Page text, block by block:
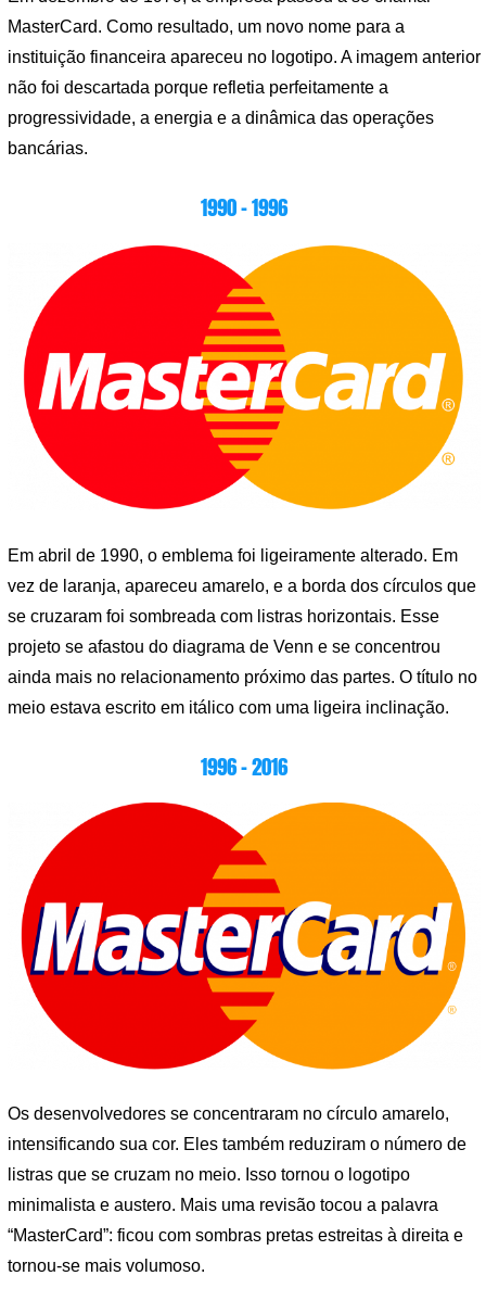
MasterCard. Como resultado, um novo nome para a
instituição financeira apareceu no logotipo. A imagem anterior
não foi descartada porque refletia perfeitamente a
progressividade, a energia e a dinâmica das operações
bancárias.
1990 – 1996
Em abril de 1990, o emblema foi ligeiramente alterado. Em
vez de laranja, apareceu amarelo, e a borda dos círculos que
se cruzaram foi sombreada com listras horizontais. Esse
projeto se afastou do diagrama de Venn e se concentrou
ainda mais no relacionamento próximo das partes. O título no
meio estava escrito em itálico com uma ligeira inclinação.
1996 – 2016
Os desenvolvedores se concentraram no círculo amarelo,
intensificando sua cor. Eles também reduziram o número de
listras que se cruzam no meio. Isso tornou o logotipo
minimalista e austero. Mais uma revisão tocou a palavra
“MasterCard”: ficou com sombras pretas estreitas à direita e
tornou-se mais volumoso.